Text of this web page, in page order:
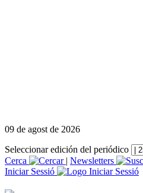
09 de agost de 2026
Seleccionar edición del periódico
Cerca
| Newsletters
Iniciar Sessió